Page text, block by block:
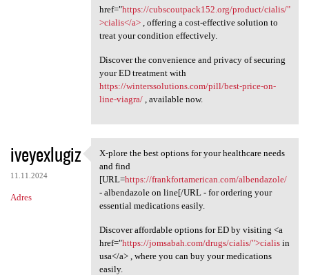
href="https://cubscoutpack152.org/product/cialis/"
>cialis</a>, offering a cost-effective solution to
treat your condition effectively.
Discover the convenience and privacy of securing
your ED treatment with
https://winterssolutions.com/pill/best-price-on-
line-viagra/, available now.
iveyexlugiz
11.11.2024
Adres
X-plore the best options for
X-plore the best options for your healthcare needs
and find
[URL=https://frankfortamerican.com/albendazole/
- albendazole on line[/URL - for ordering your
essential medications easily.
Discover affordable options for ED by visiting <a
href="https://jomsabah.com/drugs/cialis/">cialisin
usa</a> , where you can buy your medications
easily.